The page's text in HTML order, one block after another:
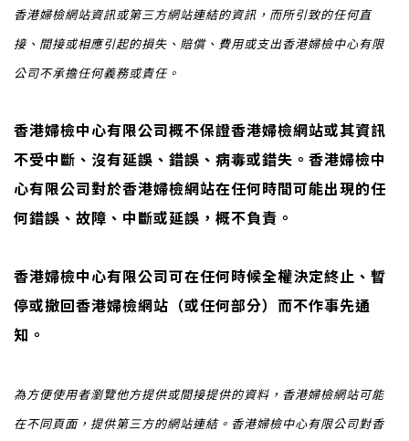
香港婦檢網站資訊或第三方網站連結的資訊，而所引致的任何直
接、間接或相應引起的損失、賠償、費用或支出香港婦檢中心有限
公司不承擔任何義務或責任。
香港婦檢中心有限公司概不保證香港婦檢網站或其資訊
不受中斷、沒有延誤、錯誤、病毒或錯失。香港婦檢中
心有限公司對於香港婦檢網站在任何時間可能出現的任
何錯誤、故障、中斷或延誤，概不負責。
香港婦檢中心有限公司可在任何時候全權決定終止、暫
停或撤回香港婦檢網站（或任何部分）而不作事先通
知。
為方便使用者瀏覽他方提供或間接提供的資料，香港婦檢網站可能
在不同頁面，提供第三方的網站連結。香港婦檢中心有限公司對香